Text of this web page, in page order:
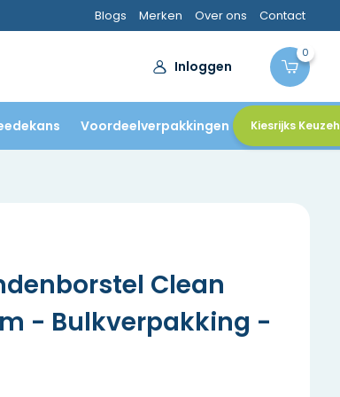
Blogs Merken Over ons Contact
Inloggen
0
Voordeelverpakkingen Kiesrijks
Clean
- Bulkverpakking -